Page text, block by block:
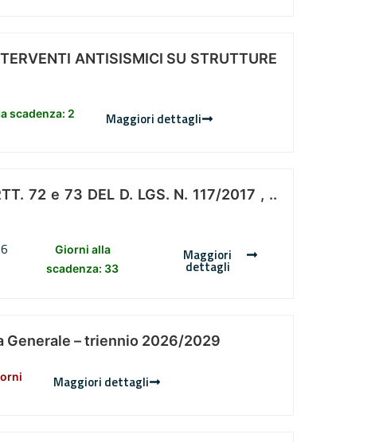
ANTISISMICI SU STRUTTURE
scadenza: 2 Maggiori dettagli
72 e 73 DEL D. LGS. N. 117/2017 , ..
Giorni alla
scadenza: 33
Maggiori
dettagli
Generale – triennio 2026/2029
Maggiori dettagli